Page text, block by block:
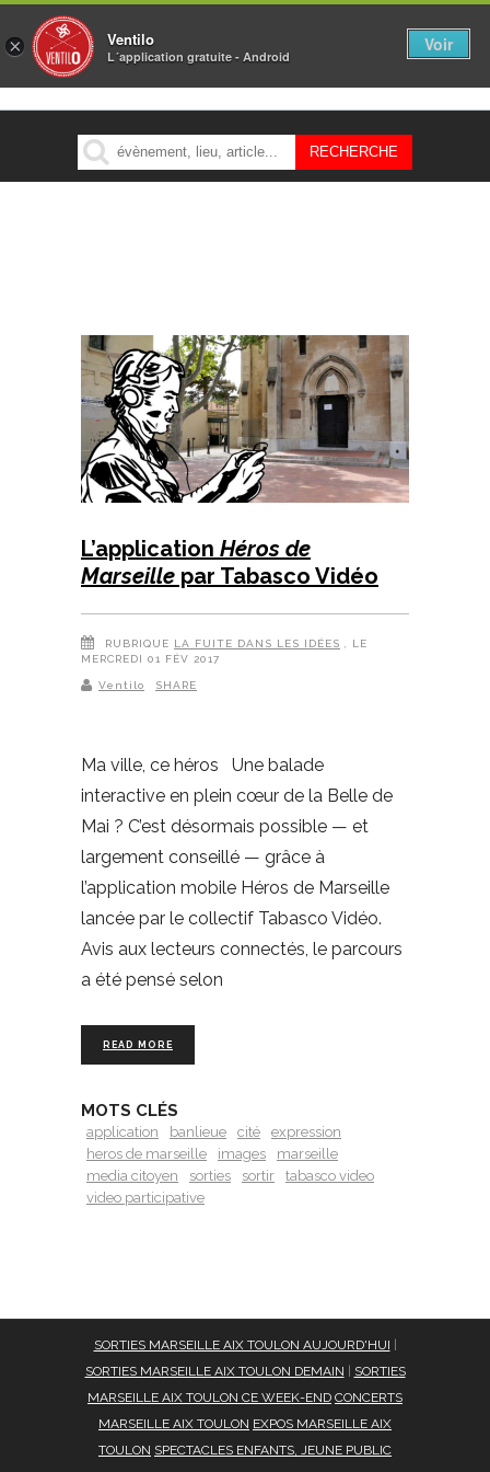
MENU
L’application Héros de
Marseille par Tabasco Vidéo
RUBRIQUE LA FUITE DANS LES IDÉES
, LE
MERCREDI 01 FÉV 2017
Ventilo SHARE
Ma ville, ce héros Une balade
interactive en plein cœur de la Belle de
Mai ? C’est désormais possible — et
largement conseillé — grâce à
l’application mobile Héros de Marseille
lancée par le collectif Tabasco Vidéo.
Avis aux lecteurs connectés, le parcours
a été pensé selon
READ MORE
MOTS CLÉS
application banlieue cité
expression
heros de marseille
images
marseille
media citoyen
sorties sortir
tabasco video
video participative
SORTIES MARSEILLE AIX TOULON AUJOURD'HUI
SORTIES MARSEILLE AIX TOULON DEMAIN
SORTIES
MARSEILLE AIX TOULON CE WEEK-END CONCERTS
MARSEILLE AIX TOULON EXPOS MARSEILLE AIX
TOULON SPECTACLES ENFANTS, JEUNE PUBLIC
× Ventilo
L´application gratuite - Android
Voir